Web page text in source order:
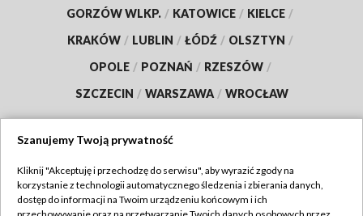
GORZÓW WLKP. / KATOWICE / KIELCE /
KRAKÓW / LUBLIN / ŁÓDŹ / OLSZTYN /
OPOLE / POZNAŃ / RZESZÓW /
SZCZECIN / WARSZAWA / WROCŁAW
Dołącz do nas:
TVP
Szanujemy Twoją prywatność
Kliknij "Akceptuję i przechodzę do serwisu", aby wyrazić zgody na
korzystanie z technologii automatycznego śledzenia i zbierania danych,
dostęp do informacji na Twoim urządzeniu końcowym i ich